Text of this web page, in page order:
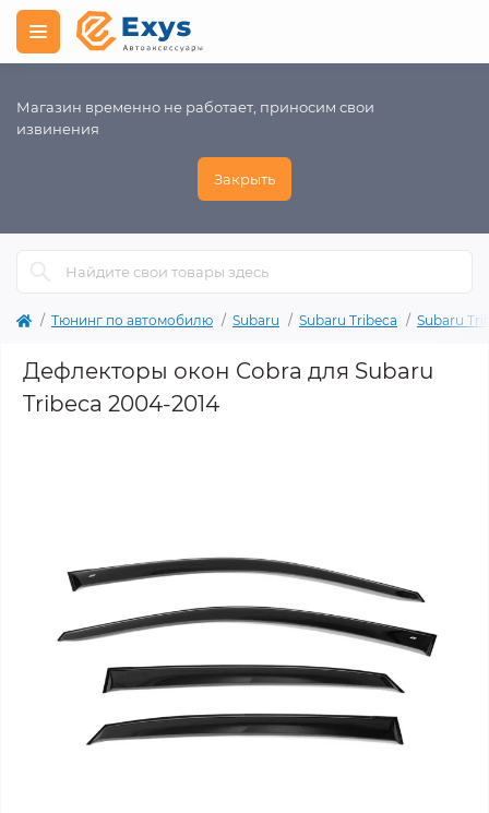
Магазин временно не работает, приносим свои
извинения
Закрыть
Тюнинг по автомобилю Subaru Subaru Tribeca Subaru
Дефлекторы окон Cobra для Subaru
Tribeca 2004-2014